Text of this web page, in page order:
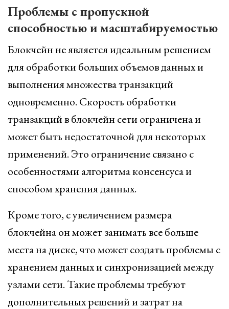
Проблемы с пропускной
способностью и масштабируемостью
Блокчейн не является идеальным решением
для обработки больших объемов данных и
выполнения множества транзакций
одновременно. Скорость обработки
транзакций в блокчейн сети ограничена и
может быть недостаточной для некоторых
применений. Это ограничение связано с
особенностями алгоритма консенсуса и
способом хранения данных.
Кроме того, с увеличением размера
блокчейна он может занимать все больше
места на диске, что может создать проблемы с
хранением данных и синхронизацией между
узлами сети. Такие проблемы требуют
дополнительных решений и затрат на